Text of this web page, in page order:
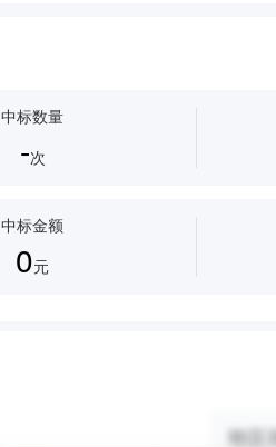
中标数量
-次
中标金额
0元